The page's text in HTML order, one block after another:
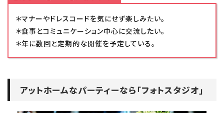
＊マナーやドレスコードを気にせず楽しみたい。
＊食事とコミュニケーション中心に交流したい。
＊年に数回と定期的な開催を予定している。
アットホームなパーティーなら「フォトスタジオ」